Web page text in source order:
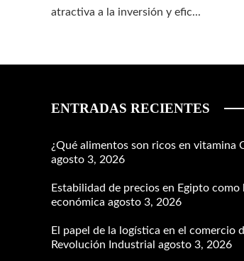
atractiva a la inversión y efic...
ENTRADAS RECIENTES
¿Qué alimentos son ricos en vitamina
agosto 3, 2026
Estabilidad de precios en Egipto
económica agosto 3, 2026
El papel de la logística en el comercio
Revolución Industrial agosto 3, 2026